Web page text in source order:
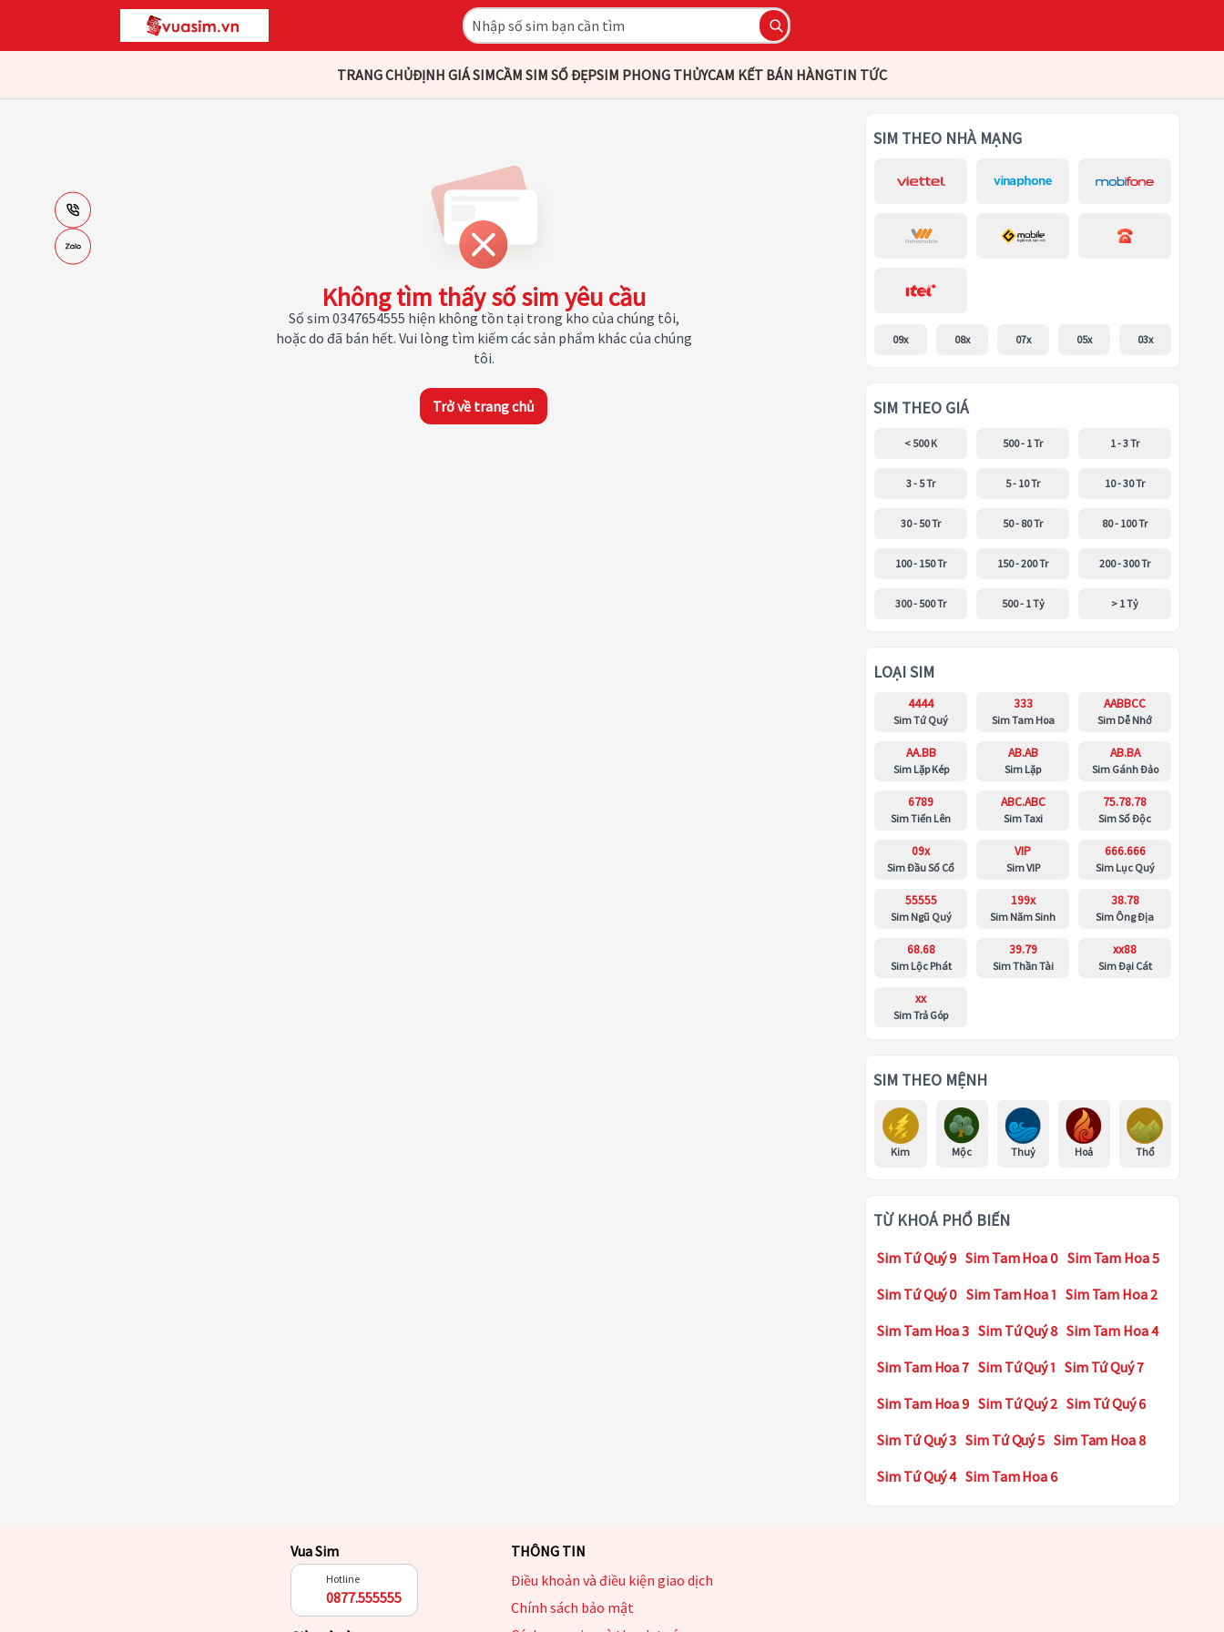
TRANG CHỦĐỊNH GIÁ SIMCẦM SIM SỐ ĐẸPSIM PHONG THỦYCAM KẾT BÁN HÀNGTIN TỨC
Không tìm thấy số sim yêu cầu
Số sim 0347654555 hiện không tồn tại trong kho của chúng tôi,
hoặc do đã bán hết. Vui lòng tìm kiếm các sản phẩm khác của chúng
tôi.
Trở về trang chủ
SIM THEO NHÀ MẠNG
09x 08x 07x 05x 03x
SIM THEO GIÁ
< 500 K 500 - 1 Tr 1 - 3 Tr
3 - 5 Tr 5 - 10 Tr 10 - 30 Tr
30 - 50 Tr 50 - 80 Tr 80 - 100 Tr
100 - 150 Tr 150 - 200 Tr 200 - 300 Tr
300 - 500 Tr 500 - 1 Tỷ > 1 Tỷ
LOẠI SIM
4444
Sim Tứ Quý
333
Sim Tam Hoa
AABBCC
Sim Dễ Nhớ
AA.BB
Sim Lặp Kép
AB.AB
Sim Lặp
AB.BA
Sim Gánh Đảo
6789
Sim Tiến Lên
ABC.ABC
Sim Taxi
75.78.78
Sim Số Độc
09x
Sim Đầu Số Cổ
VIP
Sim VIP
666.666
Sim Lục Quý
55555
Sim Ngũ Quý
199x
Sim Năm Sinh
38.78
Sim Ông Địa
68.68
Sim Lộc Phát
39.79
Sim Thần Tài
xx88
Sim Đại Cát
xx
Sim Trả Góp
SIM THEO MỆNH
Kim Mộc Thuỷ Hoả Thổ
TỪ KHOÁ PHỔ BIẾN
Sim Tứ Quý 9 Sim Tam Hoa 0 Sim Tam Hoa 5
Sim Tứ Quý 0 Sim Tam Hoa 1 Sim Tam Hoa 2
Sim Tam Hoa 3 Sim Tứ Quý 8 Sim Tam Hoa 4
Sim Tam Hoa 7 Sim Tứ Quý 1 Sim Tứ Quý 7
Sim Tam Hoa 9 Sim Tứ Quý 2 Sim Tứ Quý 6
Sim Tứ Quý 3 Sim Tứ Quý 5 Sim Tam Hoa 8
Sim Tứ Quý 4 Sim Tam Hoa 6
Vua Sim
Hotline
0877.555555
THÔNG TIN
Điều khoản và điều kiện giao dịch
Chính sách bảo mật